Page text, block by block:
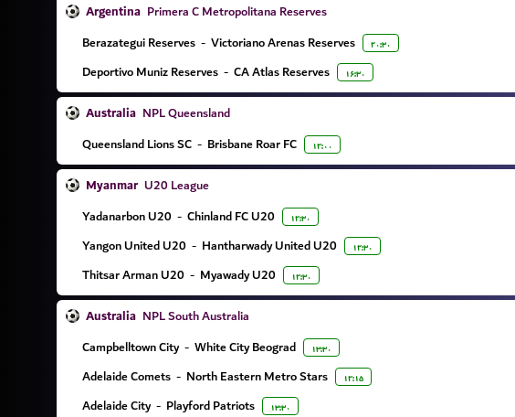
Argentina Primera C Metropolitana Reserves
Berazategui Reserves - Victoriano Arenas Reserves ۲۰:۳۰
Deportivo Muniz Reserves - CA Atlas Reserves ۱۶:۳۰
Australia NPL Queensland
Queensland Lions SC - Brisbane Roar FC ۱۲:۰۰
Myanmar U20 League
Yadanarbon U20 - Chinland FC U20 ۱۲:۳۰
Yangon United U20 - Hantharwady United U20 ۱۲:۳۰
Thitsar Arman U20 - Myawady U20 ۱۲:۳۰
Australia NPL South Australia
Campbelltown City - White City Beograd ۱۳:۳۰
Adelaide Comets - North Eastern Metro Stars ۱۲:۱۵
Adelaide City - Playford Patriots ۱۳:۳۰